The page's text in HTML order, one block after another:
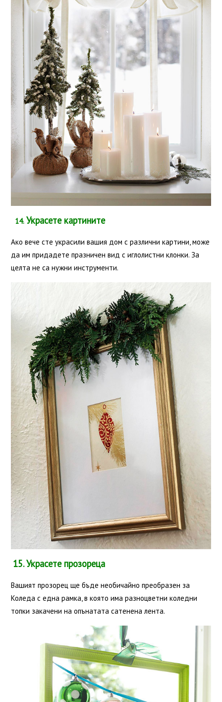
14. Украсете картините
Ако вече сте украсили вашия дом с различни картини, може
да им придадете празничен вид с иглолистни клонки. За
целта не са нужни инструменти.
15. Украсете прозореца
Вашият прозорец ще бъде необичайно преобразен за
Коледа с една рамка, в която има разноцветни коледни
топки закачени на опънатата сатенена лента.